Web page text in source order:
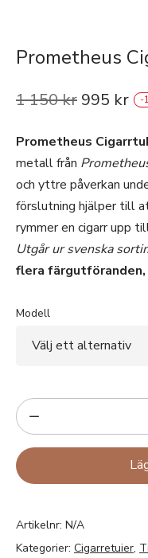
Prometheus
1 150kr 995 kr -
Prometheus
metall från
och yttre påverkan
förslutning hjälper till
rymmer en cigarr upp
Utgår ur svenska
flera färgutföranden,
Modell
Artikelnr: N/A
Kategorier: Cigarretuier,